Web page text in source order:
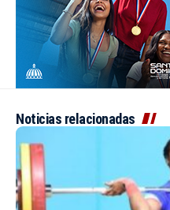
Noticias relacionadas